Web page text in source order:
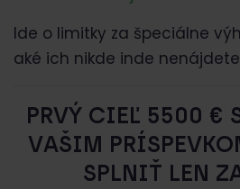
Ide o limitky za špeciálne
aké ich nikde inde
PRVÝ CIEĽ 5500 €
VAŠIM
SPLNIŤ LEN